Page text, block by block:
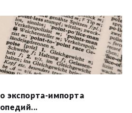
экспорта-импорта